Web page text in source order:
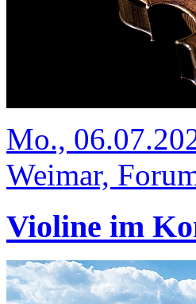
Mo.,
Weimar,
Violine im